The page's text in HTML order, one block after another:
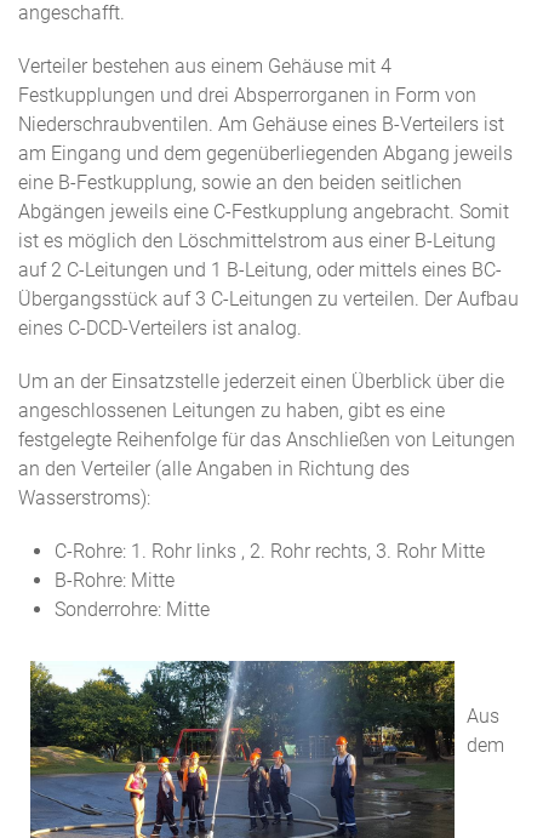
angeschafft.
Verteiler bestehen aus einem Gehäuse mit 4
Festkupplungen und drei Absperrorganen in Form von
Niederschraubventilen. Am Gehäuse eines B-Verteilers ist
am Eingang und dem gegenüberliegenden Abgang jeweils
eine B-Festkupplung, sowie an den beiden seitlichen
Abgängen jeweils eine C-Festkupplung angebracht. Somit
ist es möglich den Löschmittelstrom aus einer B-Leitung
auf 2 C-Leitungen und 1 B-Leitung, oder mittels eines BC-
Übergangsstück auf 3 C-Leitungen zu verteilen. Der Aufbau
eines C-DCD-Verteilers ist analog.
Um an der Einsatzstelle jederzeit einen Überblick über die
angeschlossenen Leitungen zu haben, gibt es eine
festgelegte Reihenfolge für das Anschließen von Leitungen
an den Verteiler (alle Angaben in Richtung des
Wasserstroms):
C-Rohre: 1. Rohr links , 2. Rohr rechts, 3. Rohr Mitte
B-Rohre: Mitte
Sonderrohre: Mitte
Aus
dem